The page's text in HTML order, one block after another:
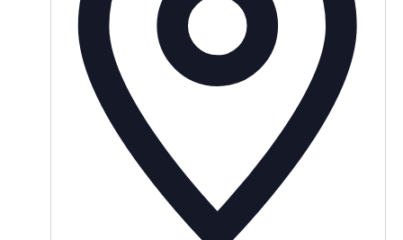
AGENDA
SPECTACLE
À PROPOS
CONTACT